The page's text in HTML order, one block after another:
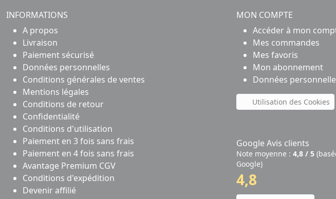
INFORMATIONS
A propos
Livraison
Paiement sécurisé
Données personnelles
Conditions générales de ventes
Mentions légales
Conditions de retour
Confidentialité
Conditions d'utilisation
Paiement en 3 fois sans frais
Paiement en 4 fois sans frais
Avantage Premium CGV
Conditions d'expédition
Devenir affilié
MON COMPTE
Accéder à mon
Mes commandes
Mes favoris
Mon abonnement
Données
Utilisation des Cookies
Google Avis clients
Note moyenne : 4,8 / 5
Google)
4,8